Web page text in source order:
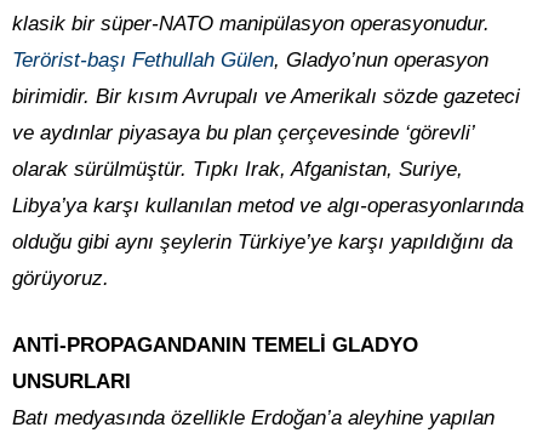
klasik bir süper-NATO manipülasyon operasyonudur.
Terörist-başı Fethullah Gülen, Gladyo’nun operasyon
birimidir. Bir kısım Avrupalı ve Amerikalı sözde gazeteci
ve aydınlar piyasaya bu plan çerçevesinde ‘görevli’
olarak sürülmüştür. Tıpkı Irak, Afganistan, Suriye,
Libya’ya karşı kullanılan metod ve algı-operasyonlarında
olduğu gibi aynı şeylerin Türkiye’ye karşı yapıldığını da
görüyoruz.
ANTİ-PROPAGANDANIN TEMELİ GLADYO
UNSURLARI
Batı medyasında özellikle Erdoğan’a aleyhine yapılan